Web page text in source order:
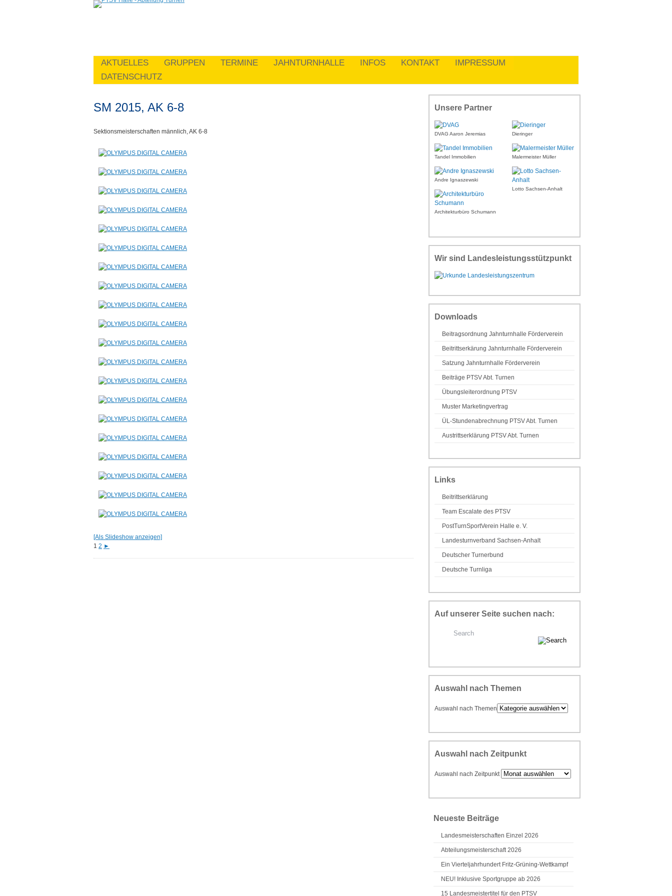
AKTUELLES GRUPPEN TERMINE JAHNTURNHALLE INFOS KONTAKT
IMPRESSUM
DATENSCHUTZ
SM 2015, AK 6-8
Sektionsmeisterschaften männlich, AK 6-8
[Als Slideshow anzeigen]
1 2 ►
Unsere Partner
DVAG Aaron Jeremias Dieringer
Tandel Immobilien Malermeister Müller
Andre Ignaszewski
Lotto Sachsen-Anhalt
Architekturbüro Schumann
Wir sind Landesleistungsstützpunkt
Downloads
Beitragsordnung Jahnturnhalle Förderverein
Beitrittserkärung Jahnturnhalle Förderverein
Satzung Jahnturnhalle Förderverein
Beiträge PTSV Abt. Turnen
Übungsleiterordnung PTSV
Muster Marketingvertrag
ÜL-Stundenabrechnung PTSV Abt. Turnen
Austrittserklärung PTSV Abt. Turnen
Links
Beitrittserklärung
Team Escalate des PTSV
PostTurnSportVerein Halle e. V.
Landesturnverband Sachsen-Anhalt
Deutscher Turnerbund
Deutsche Turnliga
Auf unserer Seite suchen nach:
Auswahl nach Themen
Auswahl nach Themen
Auswahl nach Zeitpunkt
Auswahl nach Zeitpunkt
Neueste Beiträge
Landesmeisterschaften Einzel 2026
Abteilungsmeisterschaft 2026
Ein Vierteljahrhundert Fritz-Grüning-Wettkampf
NEU! Inklusive Sportgruppe ab 2026
15 Landesmeistertitel für den PTSV